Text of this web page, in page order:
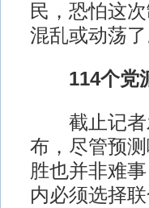
民，恐怕这
混乱或动荡了
114个党
截止记者
布，尽管预
胜也并非难
内必须选择